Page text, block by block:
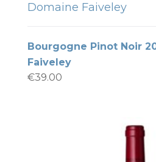
Domaine Faiveley
Bourgogne Pinot Noir
Faiveley
€39.00